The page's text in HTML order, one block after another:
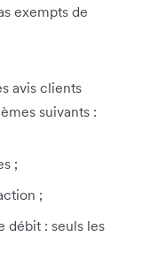
exempts de
avis clients
suivants :
;
;
débit : seuls les